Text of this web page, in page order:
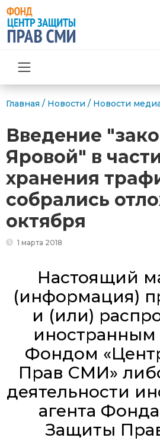
Главная / Новости / Новости
Введение
Яровой" в
хранения
собрались
октября
1 марта 2018
Настоящий
(информация)
и (или)
иностранным
Фондом
Прав СМИ»
деятельности
агента
Защиты